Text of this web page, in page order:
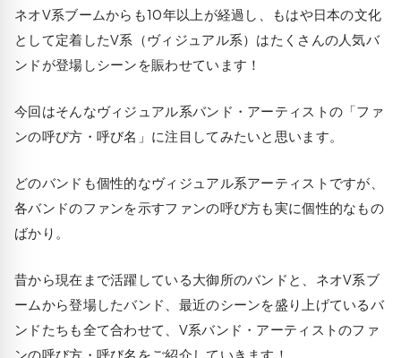
ネオV系ブームからも10年以上が経過し、もはや日本の文化
として定着したV系（ヴィジュアル系）はたくさんの人気バ
ンドが登場しシーンを賑わせています！
今回はそんなヴィジュアル系バンド・アーティストの「ファ
ンの呼び方・呼び名」に注目してみたいと思います。
どのバンドも個性的なヴィジュアル系アーティストですが、
各バンドのファンを示すファンの呼び方も実に個性的なもの
ばかり。
昔から現在まで活躍している大御所のバンドと、ネオV系ブ
ームから登場したバンド、最近のシーンを盛り上げているバ
ンドたちも全て合わせて、V系バンド・アーティストのファ
ンの呼び方・呼び名をご紹介していきます！